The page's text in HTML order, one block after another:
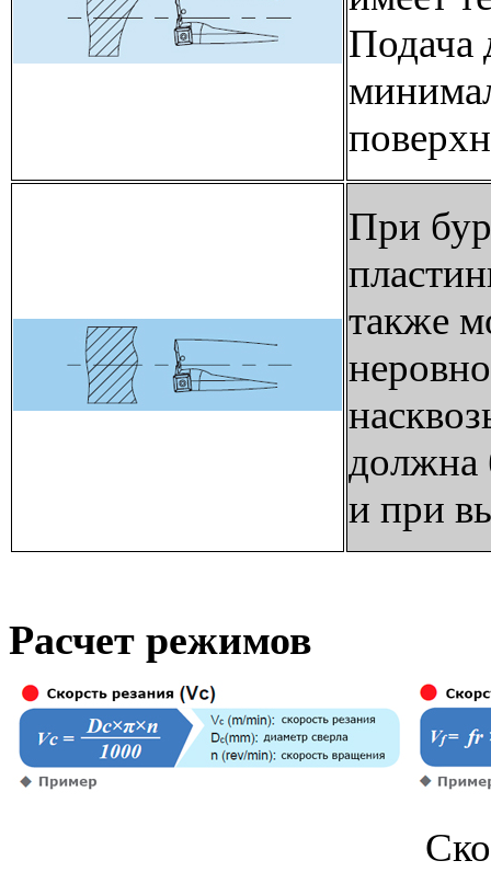
Подача
При
также
должна
и при
Расчет режимов